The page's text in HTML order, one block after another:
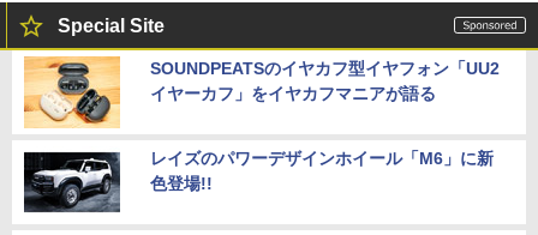
Special Site
SOUNDPEATSのイヤカフ型イヤフォン「UU2
イヤーカフ」をイヤカフマニアが語る
レイズのパワーデザインホイール「M6」に新
色登場!!